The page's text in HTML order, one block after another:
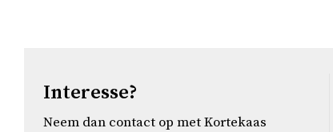
Interesse?
Neem dan contact op met Kortekaas